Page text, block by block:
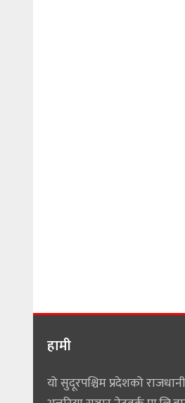
हामी
यो सुदूरपश्चिम प्रदेशको